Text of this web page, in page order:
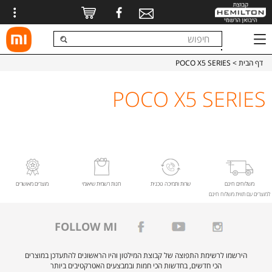
דף הבית> POCO X5 SERIES
POCO X5 SERIES
משלוחים חינם
למוצרים עם תווית משלוח חינם
שרות ותמיכה טכנית חנות רשמית שיאומי מוצרים מאושרים
FOLLOW MI
הירשמו לרשימת התפוצה של קבוצת המילטון והיו הראשונים להתעדכן במוצרים
הכי חדשים, בחדשות הכי חמות ובמבצעים האטרקטיבים ביותר